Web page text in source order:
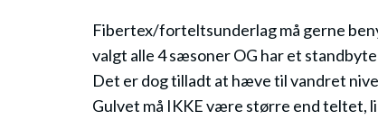
Fibertex/forteltsunderlag må gerne
valgt alle 4 sæsoner OG har et
Det er dog tilladt at hæve til vandret
Gulvet må IKKE være større end teltet,